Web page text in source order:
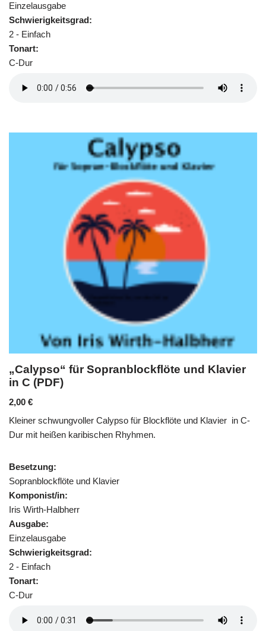
Einzelausgabe
Schwierigkeitsgrad:
2 - Einfach
Tonart:
C-Dur
„Calypso“ für Sopranblockflöte und Klavier
in C (PDF)
2,00 €
Kleiner schwungvoller Calypso für Blockflöte und Klavier in C-
Dur mit heißen karibischen Rhyhmen.
Besetzung:
Sopranblockflöte und Klavier
Komponist/in:
Iris Wirth-Halbherr
Ausgabe:
Einzelausgabe
Schwierigkeitsgrad:
2 - Einfach
Tonart:
C-Dur